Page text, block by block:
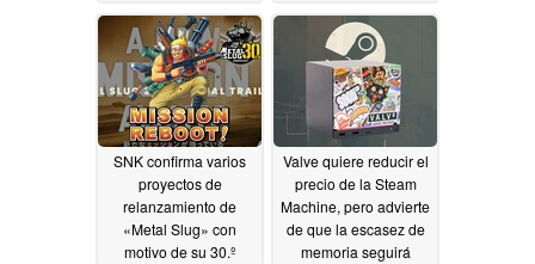
07/03/2026
escasez de memoria
06/28/2026
SNK confirma varios
proyectos de
relanzamiento de
«Metal Slug» con
motivo de su 30.º
Valve quiere reducir el
precio de la Steam
Machine, pero advierte
de que la escasez de
memoria seguirá